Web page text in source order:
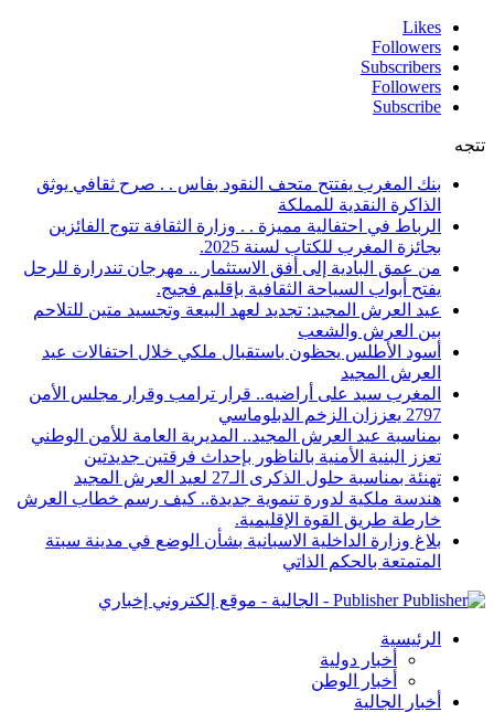
Likes
Followers
Subscribers
Followers
Subscribe
تتجه
بنك المغرب يفتتح متحف النقود بفاس . . صرح ثقافي يوثق
الذاكرة النقدية للمملكة
الرباط في احتفالية مميزة . . وزارة الثقافة تتوج الفائزين
بجائزة المغرب للكتاب لسنة 2025.
من عمق البادية إلى أفق الاستثمار .. مهرجان تندرارة للرحل
يفتح أبواب السياحة الثقافية بإقليم فجيج.
عيد العرش المجيد: تجديد لعهد البيعة وتجسيد متين للتلاحم
بين العرش والشعب
أسود الأطلس يحظون باستقبال ملكي خلال احتفالات عيد
العرش المجيد
المغرب سيد على أراضيه.. قرار ترامب وقرار مجلس الأمن
2797 يعززان الزخم الدبلوماسي
بمناسبة عيد العرش المجيد.. المديرية العامة للأمن الوطني
تعزز البنية الأمنية بالناظور بإحداث فرقتين جديدتين
تهنئة بمناسبة حلول الذكرى الـ27 لعيد العرش المجيد
هندسة ملكية لدورة تنموية جديدة.. كيف رسم خطاب العرش
خارطة طريق القوة الإقليمية.
بلاغ وزارة الداخلية الاسبانية بشأن الوضع في مدينة سبتة
المتمتعة بالحكم الذاتي
Publisher - الجالية - موقع إلكتروني إخباري
الرئيسية
أخبار دولية
أخبار الوطن
أخبار الجالية